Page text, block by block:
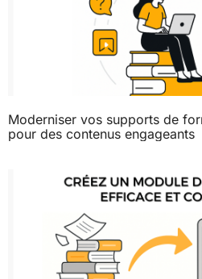
Moderniser vos supports de
pour des contenus engageants